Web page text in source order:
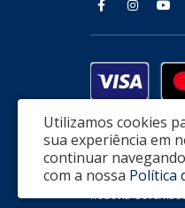
Fabrica de
Rodovia
Utilizamos cookies
sua experiência em
continuar
com a nossa Política